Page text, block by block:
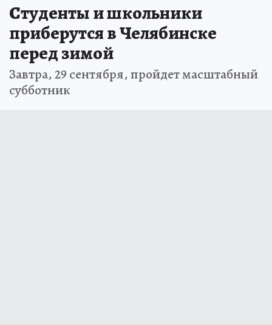
Студенты и школьники
приберутся в Челябинске
перед зимой
Завтра, 29 сентября, пройдет масштабный
субботник